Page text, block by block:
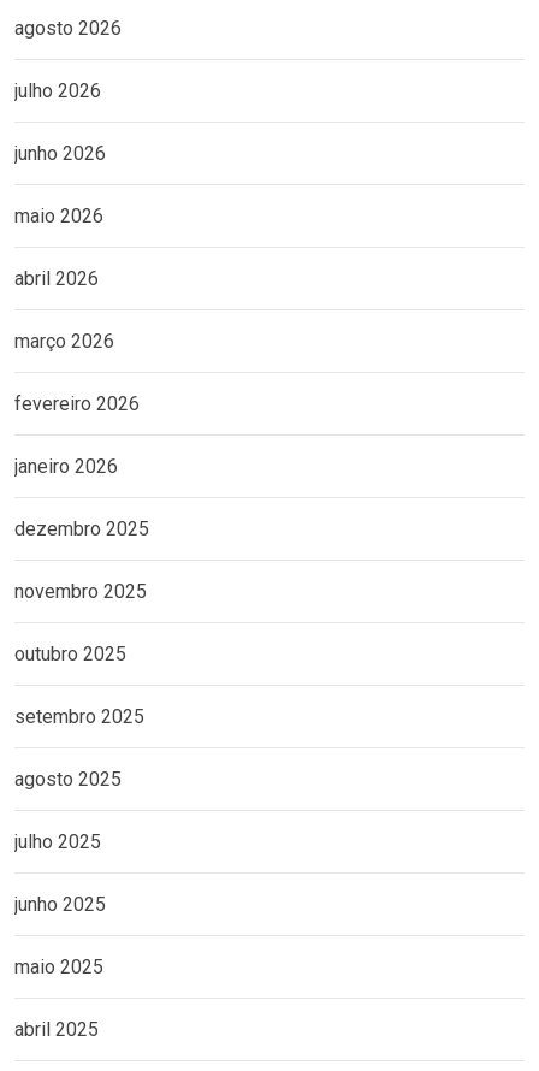
agosto 2026
julho 2026
junho 2026
maio 2026
abril 2026
março 2026
fevereiro 2026
janeiro 2026
dezembro 2025
novembro 2025
outubro 2025
setembro 2025
agosto 2025
julho 2025
junho 2025
maio 2025
abril 2025